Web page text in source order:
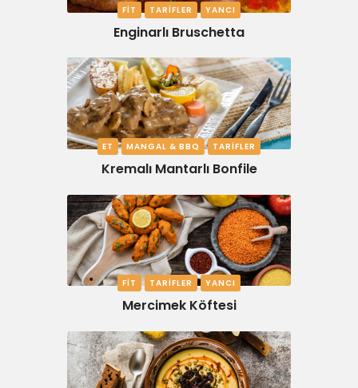
FIT TARIFLER YANCI
Enginarlı Bruschetta
ET MANGAL & BBQ TARIFLER
Kremalı Mantarlı Bonfile
FIT TARIFLER YANCI
Mercimek Köftesi